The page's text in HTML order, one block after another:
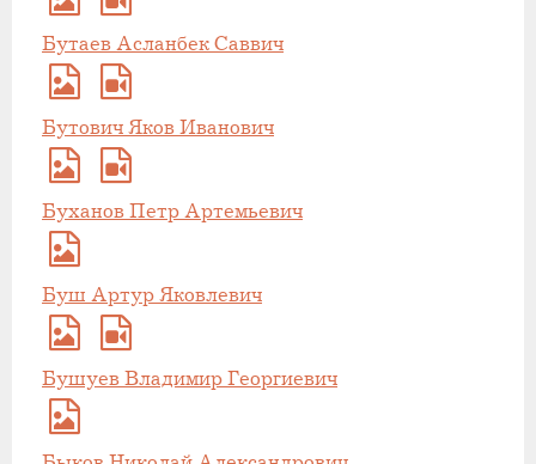
Бутаев Асланбек Саввич
Бутович Яков Иванович
Буханов Петр Артемьевич
Буш Артур Яковлевич
Бушуев Владимир Георгиевич